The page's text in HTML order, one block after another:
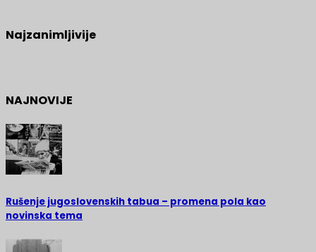
Najzanimljivije
NAJNOVIJE
Rušenje jugoslovenskih tabua – promena pola kao
novinska tema